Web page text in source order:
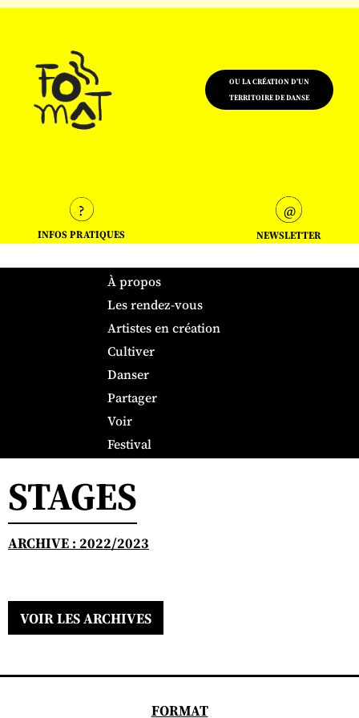
OU LA CRÉATION D'UN
TERRITOIRE DE DANSE
INFOS PRATIQUES NEWSLETTER
À propos
Les rendez-vous
Artistes en création
Cultiver
Danser
Partager
Voir
Festival
STAGES
ARCHIVE : 2022/2023
VOIR LES ARCHIVES
FORMAT